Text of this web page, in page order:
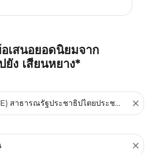
อเสนอยอดนิยมจาก
ยัง เสียนหยาง*
close
close